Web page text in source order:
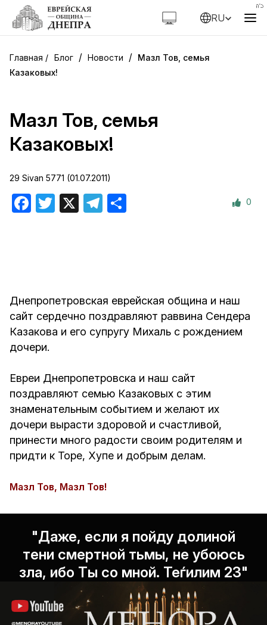
RU
Блог / Новости / Мазл Тов, семья
Казаковых!
Мазл Тов, семья
Казаковых!
29 Sivan 5771 (01.07.2011)
Facebook
Twitter Telegram 0
Днепропетровская еврейская община и наш
сайт сердечно поздравляют раввина Сендера
Казакова и его супругу Михаль с рождением
дочери.
Евреи Днепропетровска и наш сайт
поздравляют семью Казаковых с этим
знаменательным событием и желают их
дочери вырасти здоровой и счастливой,
принести много радости своим родителям и
придти к Торе, Хупе и добрым делам.
Мазл Тов, Мазл Тов!
"Даже, если я пойду долиной
тени смертной тьмы, не убоюсь
зла, ибо Ты со мной. Теѓилим 23"